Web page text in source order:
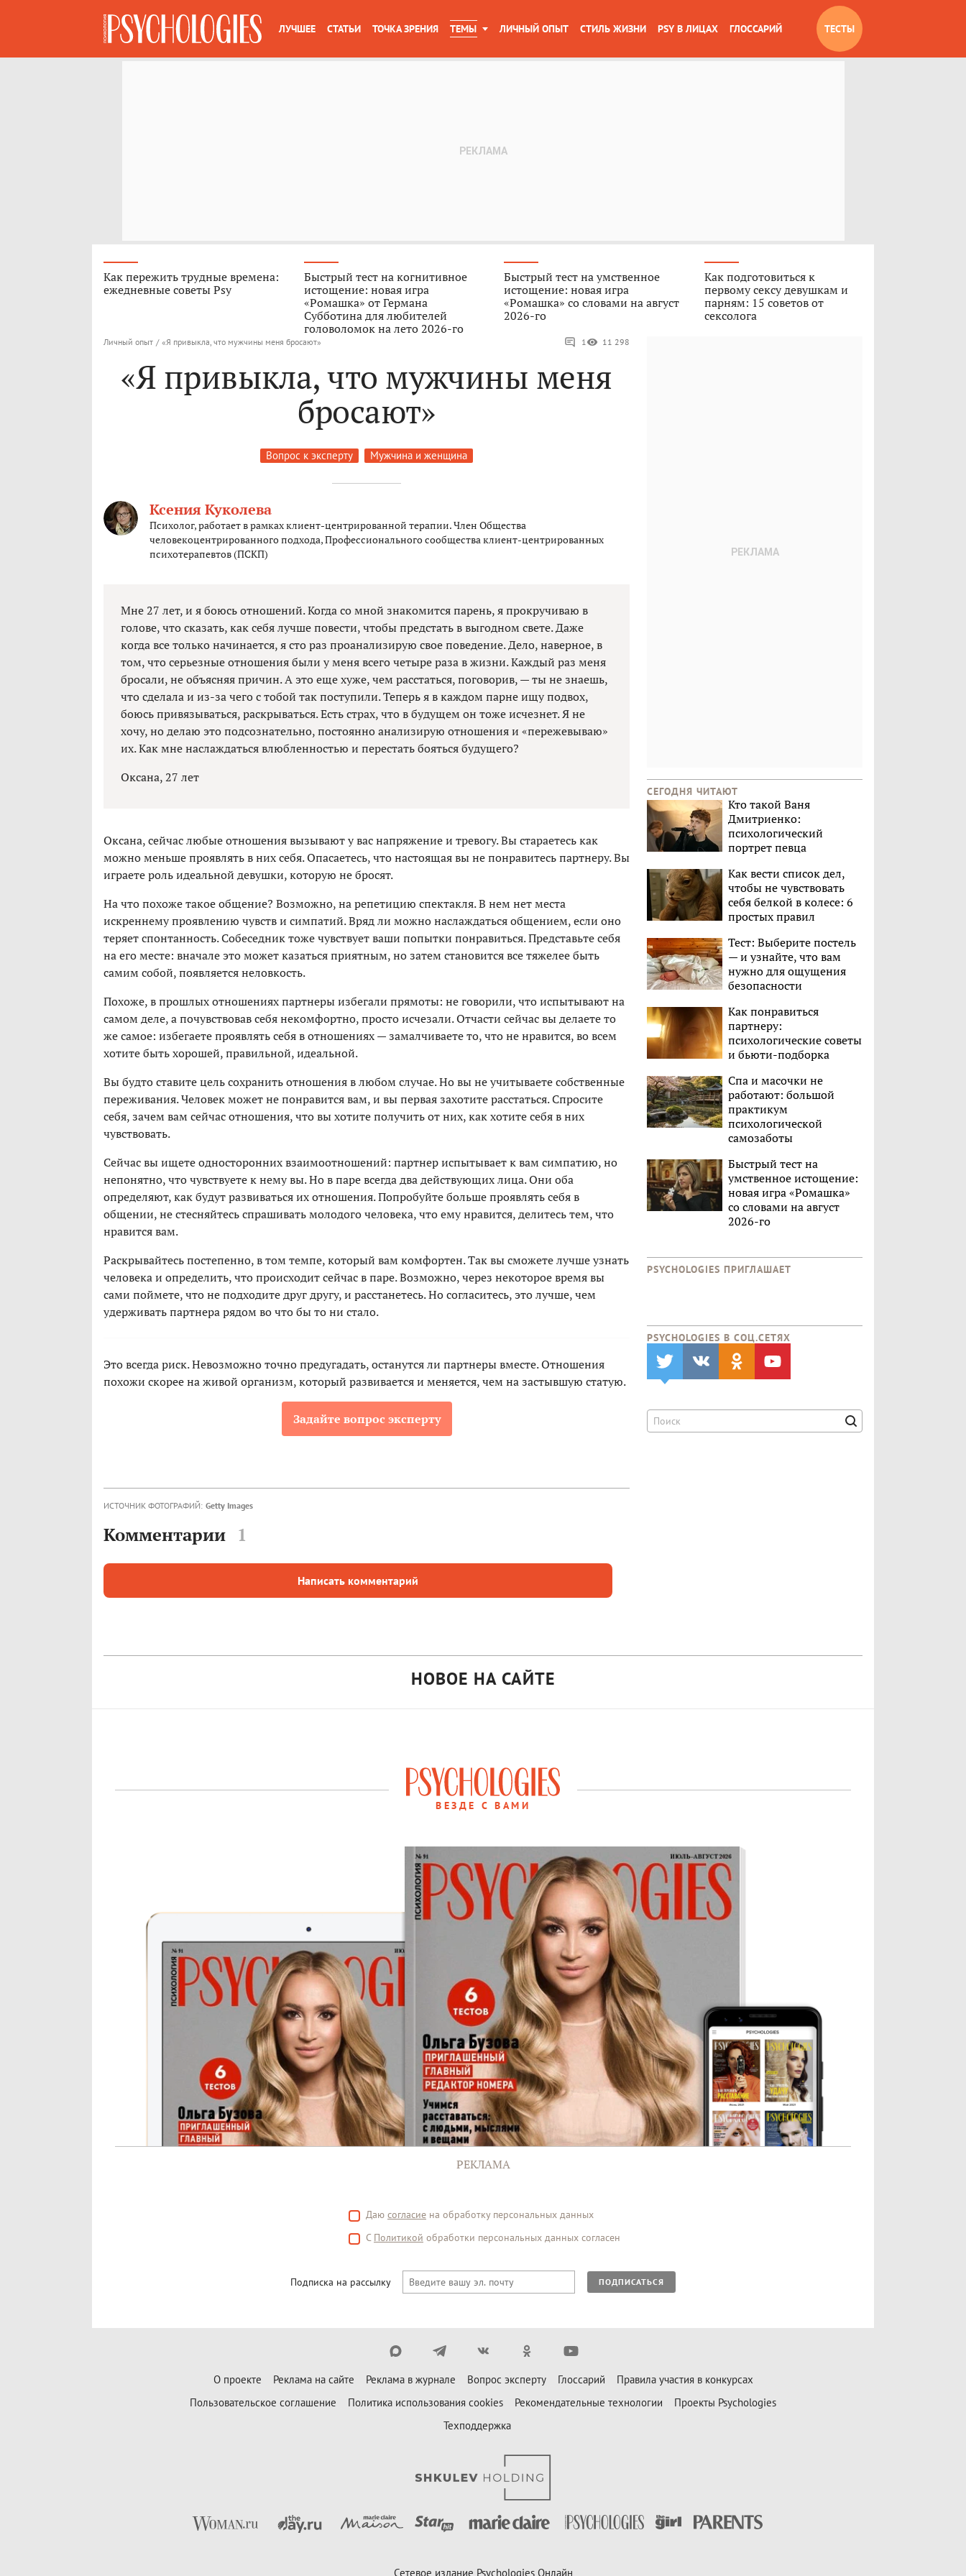
ЛУЧШЕЕ СТАТЬИ ТОЧКА ЗРЕНИЯ ТЕМЫ ЛИЧНЫЙ ОПЫТ СТИЛЬ ЖИЗНИ PSY В ЛИЦАХ ГЛОССАРИЙ ТЕСТЫ
Как пережить трудные времена:
ежедневные советы Psy
Быстрый тест на когнитивное
истощение: новая игра
«Ромашка» от Германа
Субботина для любителей
головоломок на лето 2026-го
Быстрый тест на умственное
истощение: новая игра
«Ромашка» со словами на август
2026-го
Как подготовиться к
первому сексу девушкам и
парням: 15 советов от
сексолога
Личный опыт / «Я привыкла, что мужчины меня бросают» 1 11 298
«Я привыкла, что мужчины меня
бросают»
Вопрос к эксперту Мужчина и женщина
Ксения Куколева
Психолог, работает в рамках клиент-центрированной терапии. Член Общества
человекоцентрированного подхода, Профессионального сообщества клиент-центрированных
психотерапевтов (ПСКП)
Мне 27 лет, и я боюсь отношений. Когда со мной знакомится парень, я прокручиваю в
голове, что сказать, как себя лучше повести, чтобы предстать в выгодном свете. Даже
когда все только начинается, я сто раз проанализирую свое поведение. Дело, наверное, в
том, что серьезные отношения были у меня всего четыре раза в жизни. Каждый раз меня
бросали, не объясняя причин. А это еще хуже, чем расстаться, поговорив, — ты не знаешь,
что сделала и из-за чего с тобой так поступили. Теперь я в каждом парне ищу подвох,
боюсь привязываться, раскрываться. Есть страх, что в будущем он тоже исчезнет. Я не
хочу, но делаю это подсознательно, постоянно анализирую отношения и «пережевываю»
их. Как мне наслаждаться влюбленностью и перестать бояться будущего?
Оксана, 27 лет
Оксана, сейчас любые отношения вызывают у вас напряжение и тревогу. Вы стараетесь как
можно меньше проявлять в них себя. Опасаетесь, что настоящая вы не понравитесь партнеру. Вы
играете роль идеальной девушки, которую не бросят.
На что похоже такое общение? Возможно, на репетицию спектакля. В нем нет места
искреннему проявлению чувств и симпатий. Вряд ли можно наслаждаться общением, если оно
теряет спонтанность. Собеседник тоже чувствует ваши попытки понравиться. Представьте себя
на его месте: вначале это может казаться приятным, но затем становится все тяжелее быть
самим собой, появляется неловкость.
Похоже, в прошлых отношениях партнеры избегали прямоты: не говорили, что испытывают на
самом деле, а почувствовав себя некомфортно, просто исчезали. Отчасти сейчас вы делаете то
же самое: избегаете проявлять себя в отношениях — замалчиваете то, что не нравится, во всем
хотите быть хорошей, правильной, идеальной.
Вы будто ставите цель сохранить отношения в любом случае. Но вы не учитываете собственные
переживания. Человек может не понравится вам, и вы первая захотите расстаться. Спросите
себя, зачем вам сейчас отношения, что вы хотите получить от них, как хотите себя в них
чувствовать.
Сейчас вы ищете односторонних взаимоотношений: партнер испытывает к вам симпатию, но
непонятно, что чувствуете к нему вы. Но в паре всегда два действующих лица. Они оба
определяют, как будут развиваться их отношения. Попробуйте больше проявлять себя в
общении, не стесняйтесь спрашивать молодого человека, что ему нравится, делитесь тем, что
нравится вам.
Раскрывайтесь постепенно, в том темпе, который вам комфортен. Так вы сможете лучше узнать
человека и определить, что происходит сейчас в паре. Возможно, через некоторое время вы
сами поймете, что не подходите друг другу, и расстанетесь. Но согласитесь, это лучше, чем
удерживать партнера рядом во что бы то ни стало.
Это всегда риск. Невозможно точно предугадать, останутся ли партнеры вместе. Отношения
похожи скорее на живой организм, который развивается и меняется, чем на застывшую статую.
Задайте вопрос эксперту
ИСТОЧНИК ФОТОГРАФИЙ: Getty Images
Комментарии 1
Написать комментарий
СЕГОДНЯ ЧИТАЮТ
Кто такой Ваня
Дмитриенко:
психологический
портрет певца
Как вести список дел,
чтобы не чувствовать
себя белкой в колесе: 6
простых правил
Тест: Выберите постель
— и узнайте, что вам
нужно для ощущения
безопасности
Как понравиться
партнеру:
психологические советы
и бьюти-подборка
Спа и масочки не
работают: большой
практикум
психологической
самозаботы
Быстрый тест на
умственное истощение:
новая игра «Ромашка»
со словами на август
2026-го
PSYCHOLOGIES ПРИГЛАШАЕТ
PSYCHOLOGIES В CОЦ.СЕТЯХ
НОВОЕ НА САЙТЕ
ВЕЗДЕ С ВАМИ
РЕКЛАМА
Даю согласие на обработку персональных данных
С Политикой обработки персональных данных согласен
Подписка на рассылку ПОДПИСАТЬСЯ
О проекте Реклама на сайте Реклама в журнале Вопрос эксперту Глоссарий
Правила участия в конкурсах
Пользовательское соглашение
Политика использования cookies Рекомендательные технологии
Проекты Psychologies
Техподдержка
Сетевое издание Psychologies Онлайн